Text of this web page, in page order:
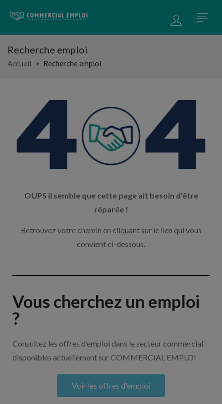
Recherche emploi
Accueil Recherche emploi
OUPS il semble que cette page ait besoin d’être
réparée !
Retrouvez votre chemin en cliquant sur le lien qui vous
convient ci-dessous.
Vous cherchez un emploi
?
Consultez les offres d’emploi dans le secteur commercial
disponibles actuellement sur COMMERCIAL EMPLOI
Voir les offres d'emploi